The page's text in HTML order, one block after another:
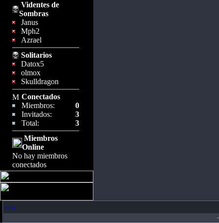
Videntes de
Sombras
Janus
Mph2
Azrael
Solitarios
Datox5
olmox
Skulldragon
Conectados
Miembros:
0
Invitados:
3
Total:
3
Miembros
Online
No hay miembros
conectados